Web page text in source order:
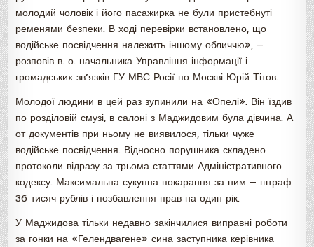
молодий чоловік і його пасажирка не були пристебнуті
ременями безпеки. В ході перевірки встановлено, що
водійське посвідчення належить іншому обличчю», —
розповів в. о. начальника Управління інформації і
громадських зв’язків ГУ МВС Росії по Москві Юрій Тітов.
Молодої людини в цей раз зупинили на «Опелі». Він їздив
по розділовій смузі, в салоні з Маджидовим була дівчина. А
от документів при ньому не виявилося, тільки чуже
водійське посвідчення. Відносно порушника складено
протоколи відразу за трьома статтями Адміністративного
кодексу. Максимальна сукупна покарання за ним — штраф
36 тисяч рублів і позбавлення прав на один рік.
У Маджидова тільки недавно закінчилися виправні роботи
за гонки на «Гелендвагене» сина заступника керівника